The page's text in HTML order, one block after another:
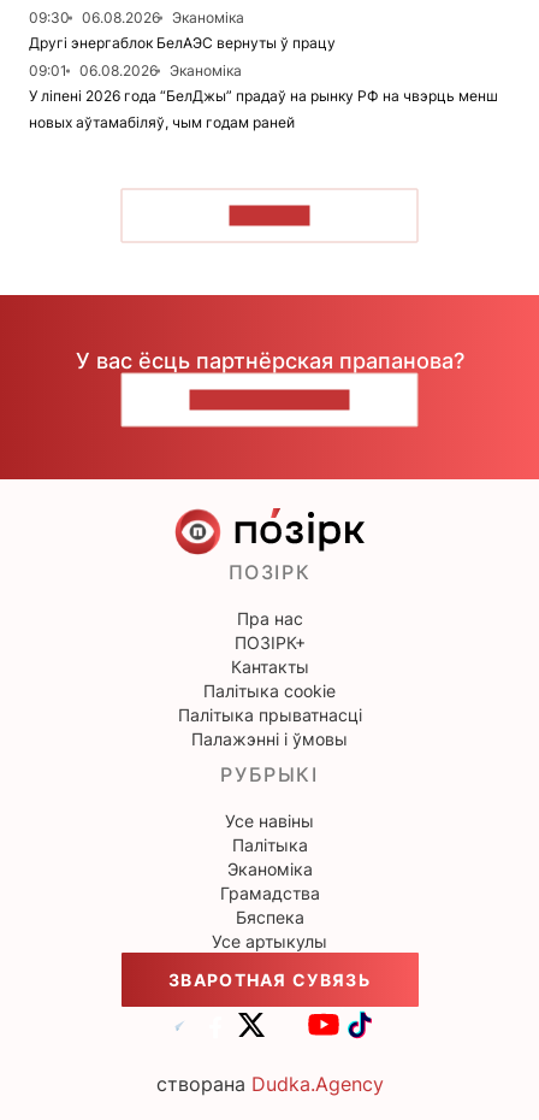
09:30
06.08.2026
Эканоміка
Другі энергаблок БелАЭС вернуты ў працу
09:01
06.08.2026
Эканоміка
У ліпені 2026 года “БелДжы” прадаў на рынку РФ на чвэрць менш
новых аўтамабіляў, чым годам раней
У вас ёсць партнёрская прапанова?
ПОЗІРК
Пра нас
ПОЗІРК+
Кантакты
Палітыка cookie
Палітыка прыватнасці
Палажэнні і ўмовы
РУБРЫКІ
Усе навіны
Палітыка
Эканоміка
Грамадства
Бяспека
Усе артыкулы
ЗВАРОТНАЯ СУВЯЗЬ
створана Dudka.Agency